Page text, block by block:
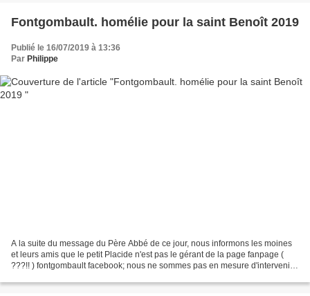
Fontgombault. homélie pour la saint Benoît 2019
Publié le 16/07/2019 à 13:36
Par Philippe
A la suite du message du Père Abbé de ce jour, nous informons les moines
et leurs amis que le petit Placide n'est pas le gérant de la page fanpage (
???!! ) fontgombault facebook; nous ne sommes pas en mesure d'intervenir